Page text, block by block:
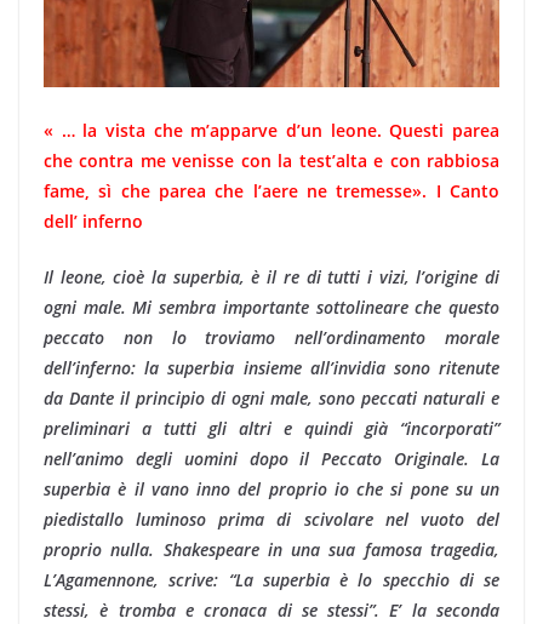
« … la vista che m’apparve d’un leone. Questi parea
che contra me venisse con la test’alta e con rabbiosa
fame, sì che parea che l’aere ne tremesse». I Canto
dell’ inferno
Il leone, cioè la superbia, è il re di tutti i vizi, l’origine di
ogni male. Mi sembra importante sottolineare che questo
peccato non lo troviamo nell’ordinamento morale
dell’inferno: la superbia insieme all’invidia sono ritenute
da Dante il principio di ogni male, sono peccati naturali e
preliminari a tutti gli altri e quindi già “incorporati”
nell’animo degli uomini dopo il Peccato Originale. La
superbia è il vano inno del proprio io che si pone su un
piedistallo luminoso prima di scivolare nel vuoto del
proprio nulla. Shakespeare in una sua famosa tragedia,
L’Agamennone, scrive: “La superbia è lo specchio di se
stessi, è tromba e cronaca di se stessi”. E’ la seconda